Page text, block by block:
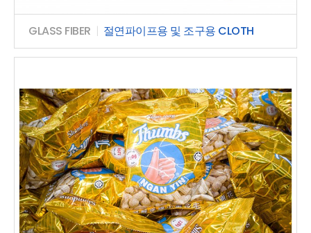
GLASS FIBER | 절연파이프용 및 조구용 CLOTH